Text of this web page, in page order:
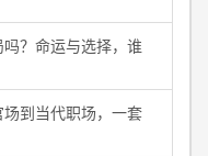
吗？命运与选择，谁
场到当代职场，一套